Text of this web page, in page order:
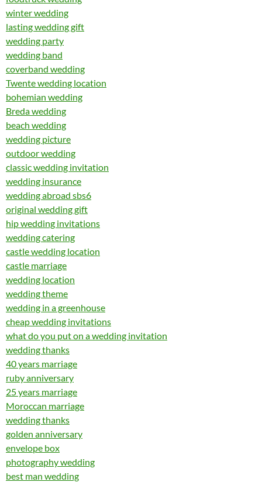
winter wedding
lasting wedding gift
wedding party
wedding band
coverband wedding
Twente wedding location
bohemian wedding
Breda wedding
beach wedding
wedding picture
outdoor wedding
classic wedding invitation
wedding insurance
wedding abroad sbs6
original wedding gift
hip wedding invitations
wedding catering
castle wedding location
castle marriage
wedding location
wedding theme
wedding in a greenhouse
cheap wedding invitations
what do you put on a wedding invitation
wedding thanks
40 years marriage
ruby anniversary
25 years marriage
Moroccan marriage
wedding thanks
golden anniversary
envelope box
photography wedding
best man wedding